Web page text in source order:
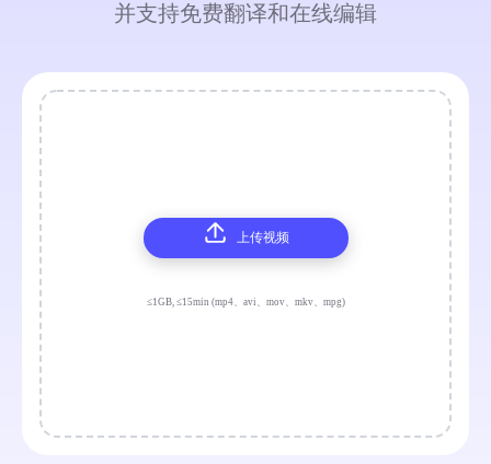
并支持免费翻译和在线编辑
上传视频
≤1GB, ≤15min (mp4、avi、mov、mkv、mpg)